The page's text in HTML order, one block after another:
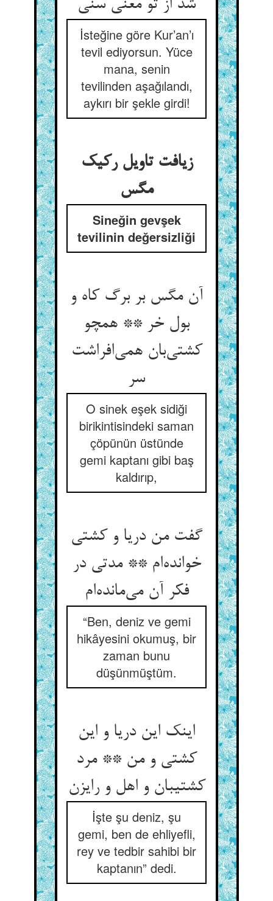
İsteğine göre Kur’an’ı
tevil ediyorsun. Yüce
mana, senin
tevilinden aşağılandı,
aykırı bir şekle girdi!
زیافت تاویل رکیک
Sineğin gevşek
tevilinin değersizliği
آن مگس بر برگ کاه و
بول خر ** همچو
کشتی‌‌بان همی‌‌افراشت
سر
O sinek eşek sidiği
birikintisindeki saman
çöpünün üstünde
gemi kaptanı gibi baş
kaldırıp,
گفت من دریا و کشتی
خوانده‌‌ام ** مدتی در
فکر آن می‌‌مانده‌‌ام‌‌
“Ben, deniz ve gemi
hikâyesini okumuş, bir
zaman bunu
düşünmüştüm.
اینک این دریا و این
کشتی و من ** مرد
کشتیبان و اهل و رایزن‌‌
İşte şu deniz, şu
gemi, ben de ehliyefli,
rey ve tedbir sahibi bir
kaptanın” dedi.